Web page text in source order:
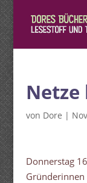
Netze
von Dore |
Donnerstag